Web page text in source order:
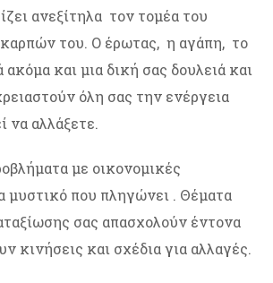
ανεξίτηλα τον τομέα του
του. Ο έρωτας, η αγάπη, το
ακόμα και μια δική σας δουλειά και
όλη σας την ενέργεια
να αλλάξετε.
με οικονομικές
μυστικό που πληγώνει . Θέματα
σας απασχολούν έντονα
κινήσεις και σχέδια για αλλαγές.